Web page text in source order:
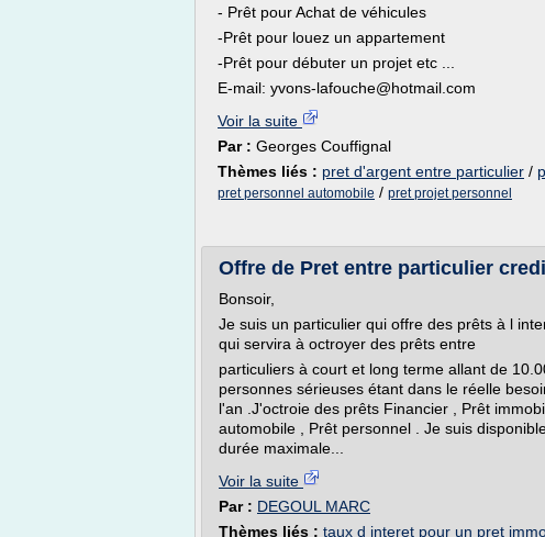
- Prêt pour Achat de véhicules
-Prêt pour louez un appartement
-Prêt pour débuter un projet etc ...
E-mail: yvons-lafouche@hotmail.com
Voir la suite
Par : Georges Couffignal
Thèmes liés : pret d'argent entre particulier /
pret personnel automobile / pret projet personnel
Offre de Pret entre particulier
Bonsoir,
Je suis un particulier qui offre des prêts à l
qui servira à octroyer des prêts entre
particuliers à court et long terme allant de
personnes sérieuses étant dans le réelle
l'an .J'octroie des prêts Financier , Prêt
automobile , Prêt personnel . Je suis
durée maximale...
Voir la suite
Par : DEGOUL MARC
Thèmes liés : taux d interet pour un pret